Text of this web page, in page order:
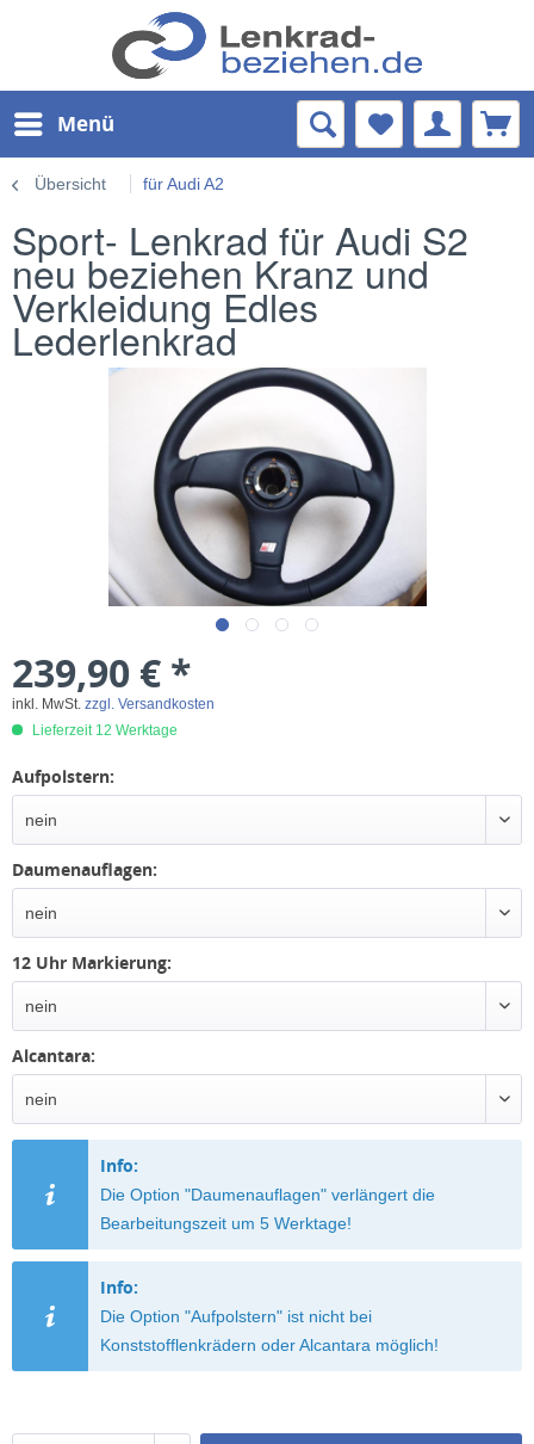
Menü
Übersicht für Audi A2
Sport- Lenkrad für Audi S2
neu beziehen Kranz und
Verkleidung Edles
Lederlenkrad
239,90 € *
inkl. MwSt. zzgl. Versandkosten
Lieferzeit 12 Werktage
Aufpolstern:
Daumenauflagen:
12 Uhr Markierung:
Alcantara:
Info:
Die Option "Daumenauflagen" verlängert die
Bearbeitungszeit um 5 Werktage!
Info:
Die Option "Aufpolstern" ist nicht bei
Konststofflenkrädern oder Alcantara möglich!